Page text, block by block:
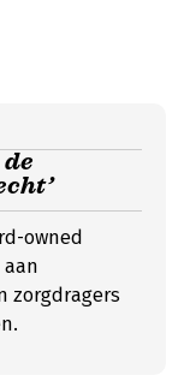
owned
zorgdragers